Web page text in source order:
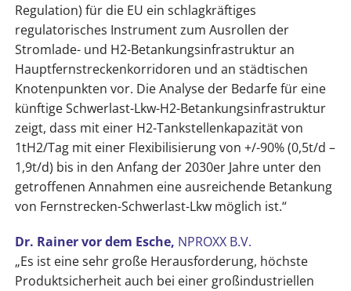
Regulation) für die EU ein schlagkräftiges
regulatorisches Instrument zum Ausrollen der
Stromlade- und H2-Betankungsinfrastruktur an
Hauptfernstreckenkorridoren und an städtischen
Knotenpunkten vor. Die Analyse der Bedarfe für eine
künftige Schwerlast-Lkw-H2-Betankungsinfrastruktur
zeigt, dass mit einer H2-Tankstellenkapazität von
1tH2/Tag mit einer Flexibilisierung von +/-90% (0,5t/d –
1,9t/d) bis in den Anfang der 2030er Jahre unter den
getroffenen Annahmen eine ausreichende Betankung
von Fernstrecken-Schwerlast-Lkw möglich ist.“
Dr. Rainer vor dem Esche, NPROXX B.V.
„Es ist eine sehr große Herausforderung, höchste
Produktsicherheit auch bei einer großindustriellen